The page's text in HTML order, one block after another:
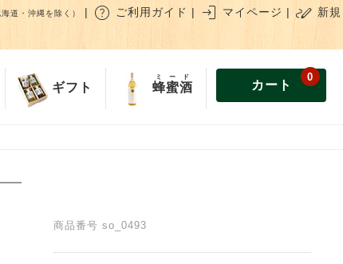
海道・沖縄を除く） | help ご利用ガイド | login マイページ | stylus_note 新規
ギフト 蜂蜜酒
ミード
カート
0
商品番号 so_0493